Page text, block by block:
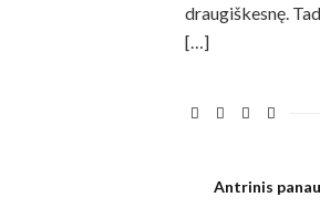
draugiškesnę.
[…]
Antrinis